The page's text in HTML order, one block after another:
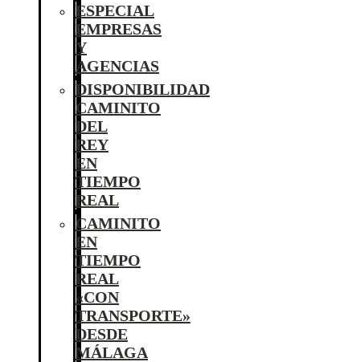
ESPECIAL
EMPRESAS
Y
AGENCIAS
DISPONIBILIDAD
CAMINITO
DEL
REY
EN
TIEMPO
REAL
CAMINITO
EN
TIEMPO
REAL
«CON
TRANSPORTE»
DESDE
MÁLAGA